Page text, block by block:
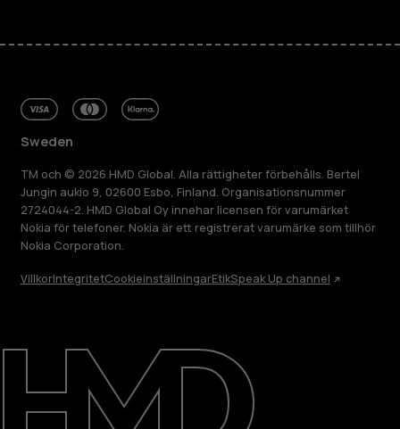
Reparera, återanvända, återvinna
Hållbarhet
Kundservice
Sweden
TM och © 2026 HMD Global. Alla rättigheter förbehålls. Bertel
Jungin aukio 9, 02600 Esbo, Finland. Organisationsnummer
2724044-2. HMD Global Oy innehar licensen för varumärket
Nokia för telefoner. Nokia är ett registrerat varumärke som tillhör
Nokia Corporation.
VillkorIntegritetCookieinställningarEtikSpeak Up channel